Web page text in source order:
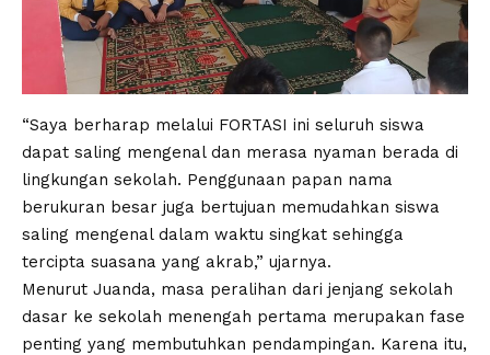
“Saya berharap melalui FORTASI ini seluruh siswa
dapat saling mengenal dan merasa nyaman berada di
lingkungan sekolah. Penggunaan papan nama
berukuran besar juga bertujuan memudahkan siswa
saling mengenal dalam waktu singkat sehingga
tercipta suasana yang akrab,” ujarnya.
Menurut Juanda, masa peralihan dari jenjang sekolah
dasar ke sekolah menengah pertama merupakan fase
penting yang membutuhkan pendampingan. Karena itu,